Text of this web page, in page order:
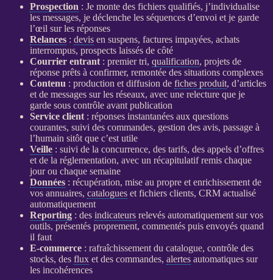
Prospection : Je monte des fichiers qualifiés, j’individualise
les messages, je déclenche les séquences d’envoi et je garde
l’œil sur les réponses
Relances: devisen suspens, factures impayées, achats
interrompus, prospectslaissés de côté
Courrier entrant: premier tri, qualification, projets de
réponse prêts à confirmer, remontée des situations complexes
Contenu : production et diffusion de fiches produit, d’articles
et de messages sur les réseaux, avec une relecture que je
garde sous contrôle avant publication
Service client: réponses instantanées aux questions
courantes, suivi des commandes, gestion des avis, passage à
l’humain sitôt que c’est utile
Veille: suivi de la concurrence, des tarifs, des appels d’offres
et de la réglementation, avec un récapitulatif remis chaque
jour ou chaque semaine
Données: récupération, mise au propre et enrichissement de
vos annuaires, catalogueset fichiers clients, CRMactualisé
automatiquement
Reporting: des indicateursrelevés automatiquement sur vos
outils, présentés proprement, commentés puis envoyés quand
il faut
E-commerce: rafraîchissement du catalogue, contrôle des
stocks, des fluxet des commandes, alertesautomatiques sur
les incohérences